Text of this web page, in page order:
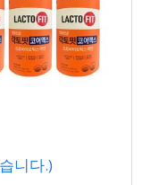
니다.)